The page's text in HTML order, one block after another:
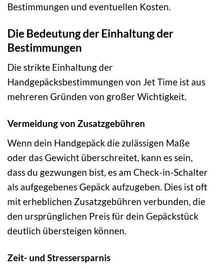
Bestimmungen und eventuellen Kosten.
Die Bedeutung der Einhaltung der
Bestimmungen
Die strikte Einhaltung der
Handgepäcksbestimmungen von Jet Time ist aus
mehreren Gründen von großer Wichtigkeit.
Vermeidung von Zusatzgebühren
Wenn dein Handgepäck die zulässigen Maße
oder das Gewicht überschreitet, kann es sein,
dass du gezwungen bist, es am Check-in-Schalter
als aufgegebenes Gepäck aufzugeben. Dies ist oft
mit erheblichen Zusatzgebühren verbunden, die
den ursprünglichen Preis für dein Gepäckstück
deutlich übersteigen können.
Zeit- und Stressersparnis